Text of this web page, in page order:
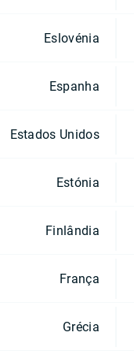
Eslovénia
Espanha
Estados Unidos
Estónia
Finlândia
França
Grécia